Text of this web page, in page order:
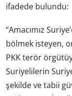
ifadede bulundu:
“Amacımız
bölmek isteyen,
PKK terör
Suriyelilerin
şekilde ve tabii